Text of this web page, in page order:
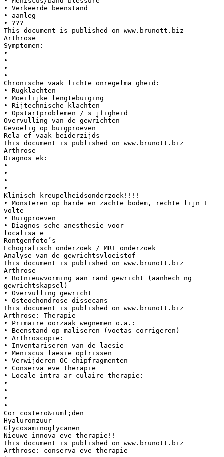
• Verkeerde beenstand
• aanleg
• ???
This document is published on www.brunott.biz
Arthrose
Symptomen:
•
•
•
•
Chronische vaak lichte onregelma gheid:
• Rugklachten
• Moeilijke lengtebuiging
• Rijtechnische klachten
• Opstartproblemen / s jfigheid
Overvulling van de gewrichten
Gevoelig op buigproeven
Rela ef vaak beiderzijds
This document is published on www.brunott.biz
Arthrose
Diagnos ek:
•
•
•
•
Klinisch kreupelheidsonderzoek!!!!
• Monsteren op harde en zachte bodem, rechte lijn +
volte
• Buigproeven
• Diagnos sche anesthesie voor
localisa e
Rontgenfoto’s
Echografisch onderzoek / MRI onderzoek
Analyse van de gewrichtsvloeistof
This document is published on www.brunott.biz
Arthrose
• Botnieuwvorming aan rand gewricht (aanhech ng
gewrichtskapsel)
• Overvulling gewricht
• Osteochondrose dissecans
This document is published on www.brunott.biz
Arthrose: Therapie
• Primaire oorzaak wegnemen o.a.:
• Beenstand op maliseren (voetas corrigeren)
• Arthroscopie:
• Inventariseren van de laesie
• Meniscus laesie opfrissen
• Verwijderen OC chipfragmenten
• Conserva eve therapie
• Locale intra-ar culaire therapie:
•
•
•
•
Cor costero&iuml;den
Hyaluronzuur
Glycosaminoglycanen
Nieuwe innova eve therapie!!
This document is published on www.brunott.biz
Arthrose: conserva eve therapie